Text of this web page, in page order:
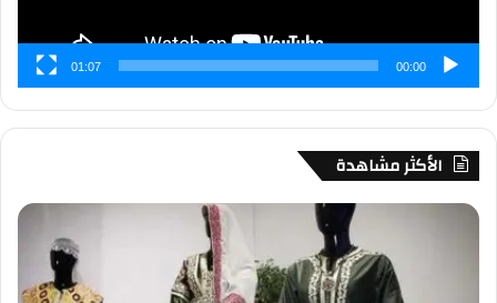
00:00
01:07
الأكثر مشاهدة